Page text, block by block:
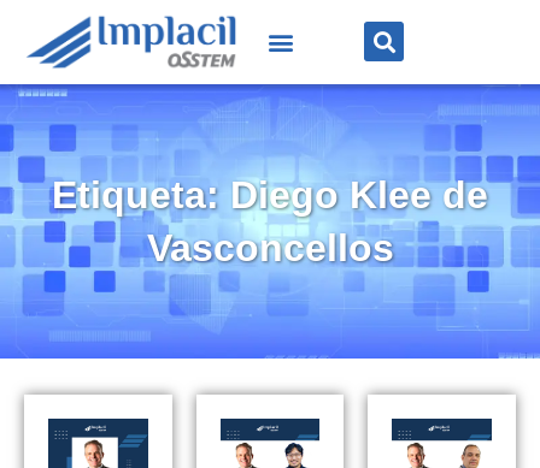
Etiqueta: Diego Klee de
Vasconcellos